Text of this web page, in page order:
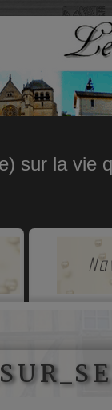
sur la vie